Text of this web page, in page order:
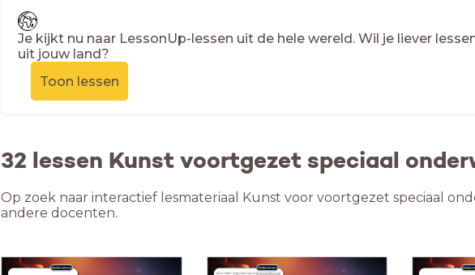
Je kijkt nu naar LessonUp-lessen uit de hele wereld. Wil je liever
uit jouw land?
Toon lessen
32 lessen Kunst voortgezet speciaal
Op zoek naar interactief lesmateriaal Kunst voor voortgezet speciaal
andere docenten.